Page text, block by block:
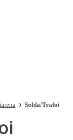
Solda/Trafoi